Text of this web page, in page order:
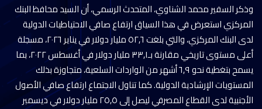
وذكر السفير محمد الشناوي، المتحدث الرسمي، أن السيد محافظ البنك
المركزي استعرض في هذا السياق ارتفاع صافي الاحتياطيات الدولية
لدى البنك المركزي، والتي بلغت ٥٢,٦ مليار دولار في يناير ٢٠٢٦، مسجلة
أعلى مستوى تاريخي مقارنة بـ٣٣,١ مليار دولار في أغسطس ٢٠٢٢، بما
يسمح بتغطية نحو ٦,٩ أشهر من الواردات السلعية، متجاوزة بذلك
المستويات الإرشادية الدولية. كما تناول الاجتماع ارتفاع صافي الأصول
الأجنبية لدى القطاع المصرفي ليصل إلى ٢٥,٥ مليار دولار في ديسمبر